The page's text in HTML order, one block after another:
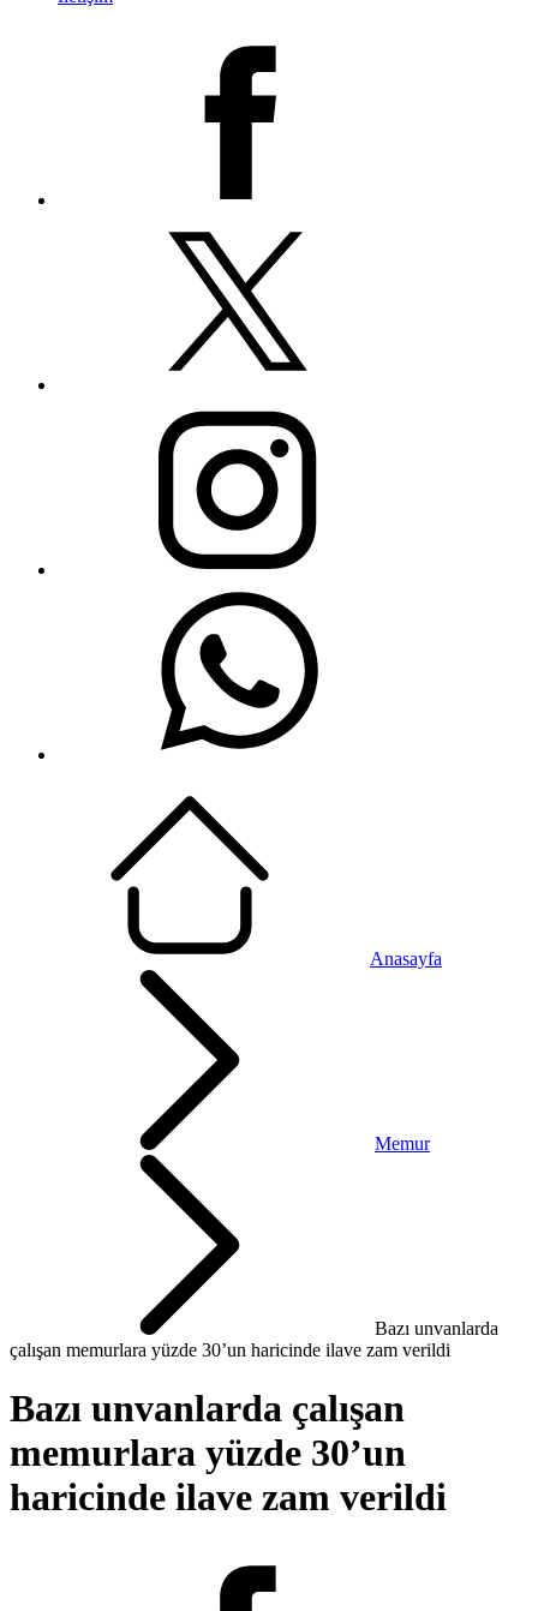
Anasayfa
Memur
Bazı unvanlarda
çalışan memurlara yüzde 30’un haricinde ilave zam verildi
Bazı unvanlarda çalışan
memurlara yüzde 30’un
haricinde ilave zam verildi